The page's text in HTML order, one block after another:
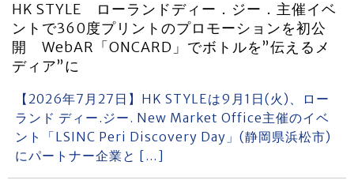
HK STYLE ローランドディー．ジー．主催イベ
ントで360度プリントのプロモーションを初公
開 WebAR「ONCARD」でボトルを”伝えるメ
ディア”に
【2026年7月27日】HK STYLEは9月1日(火)、ロー
ランド ディー.ジー. New Market Office主催のイベ
ント「LSINC Peri Discovery Day」(静岡県浜松市)
にパートナー企業と […]